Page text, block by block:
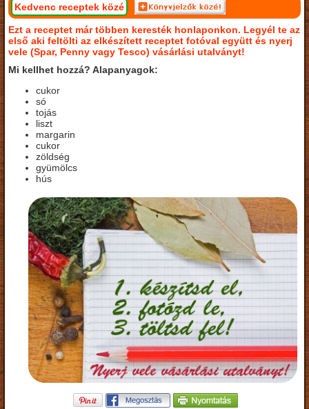
Kedvenc receptek közé
Ezt a receptet már többen keresték honlaponkon. Legyél te az
első aki feltölti az elkészített receptet fotóval együtt és nyerj
vele (Spar, Penny vagy Tesco) vásárlási utalványt!
Mi kellhet hozzá? Alapanyagok:
cukor
só
tojás
liszt
margarin
cukor
zöldség
gyümölcs
hús